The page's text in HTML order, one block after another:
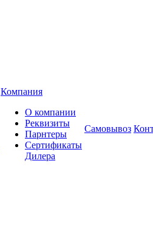
Компания
О компании
Реквизиты
Парнтеры
Сертификаты
Дилера
Самовывоз